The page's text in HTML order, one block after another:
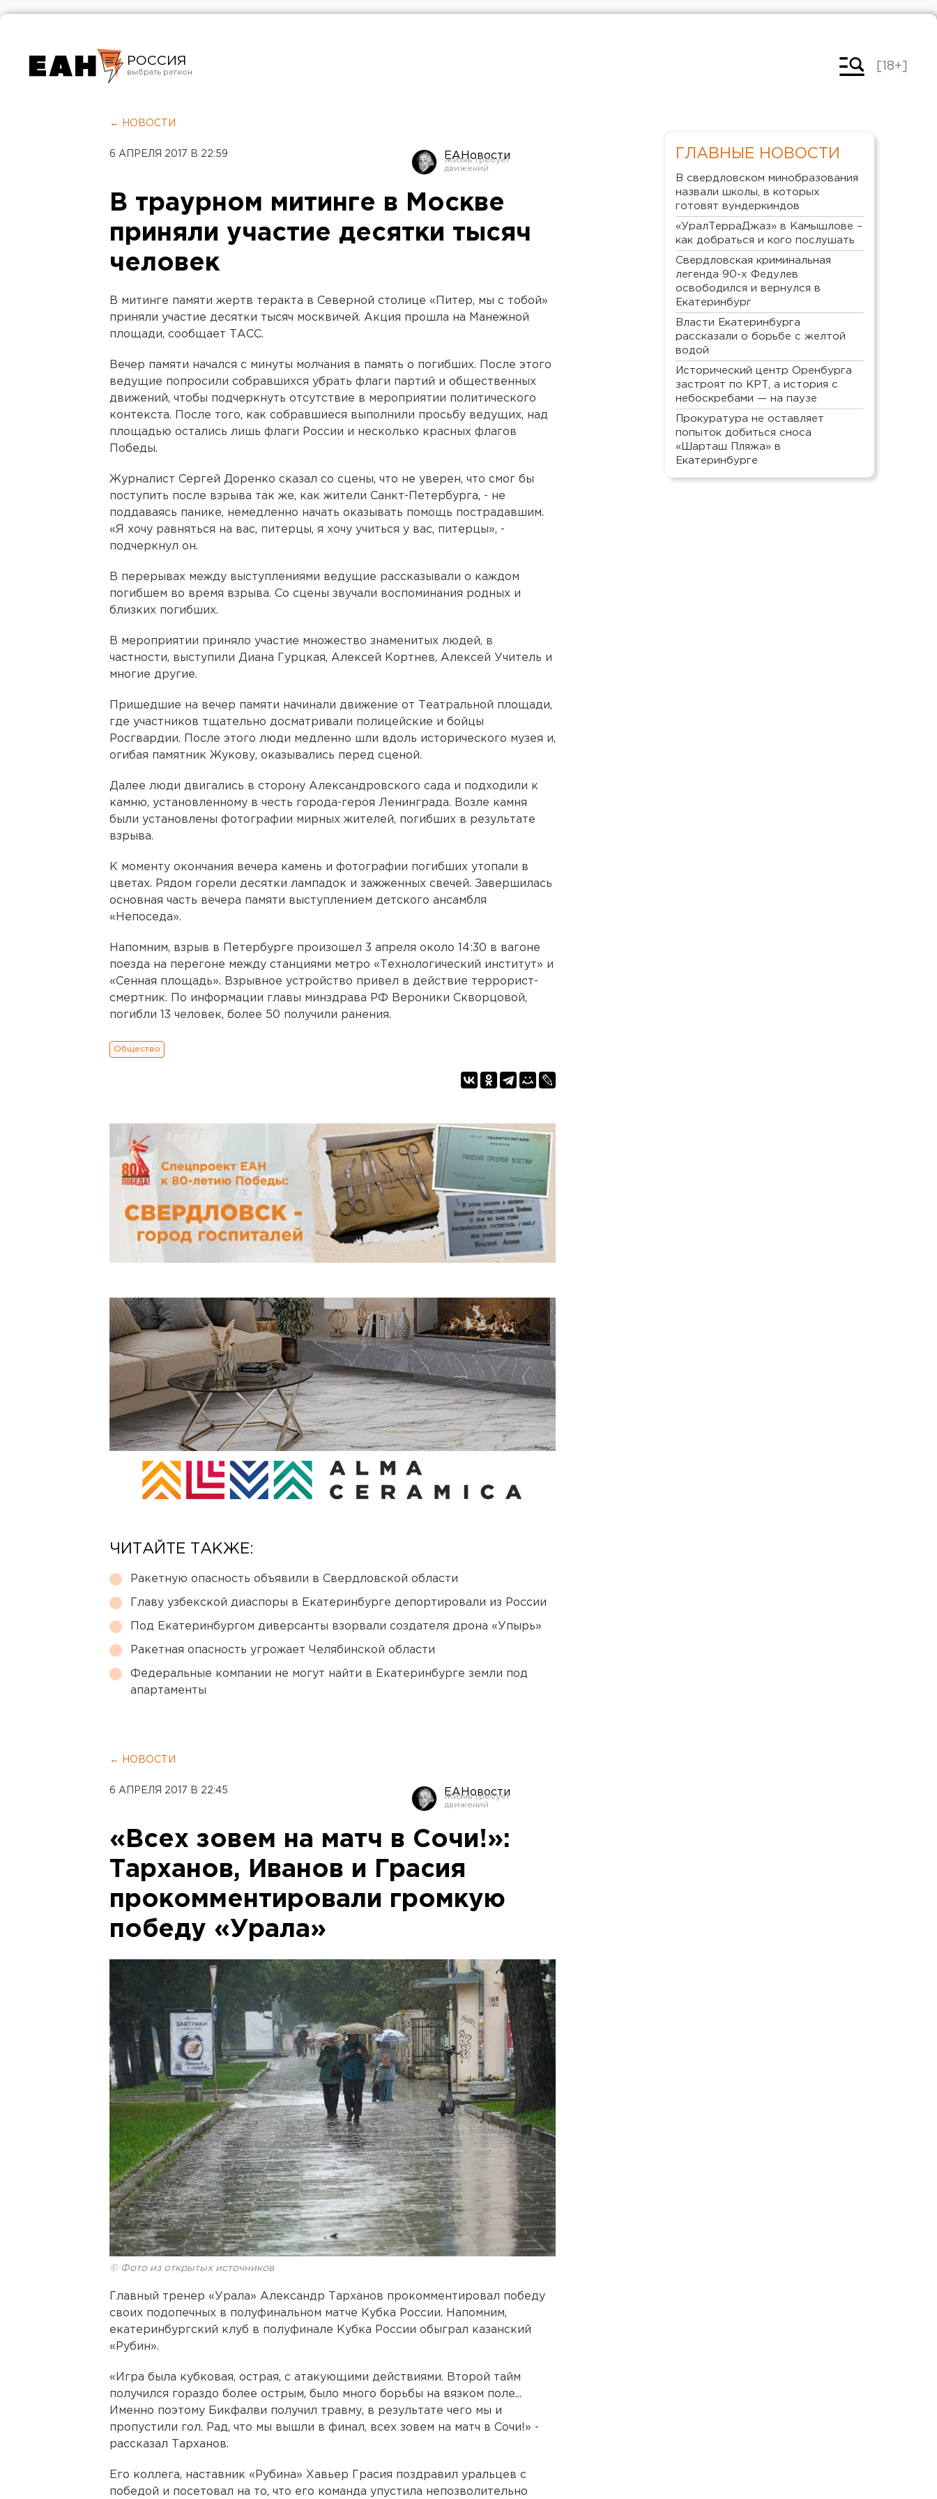
РОССИЯ
Челябинск
[18+]
← НОВОСТИ
6 АПРЕЛЯ 2017 В 22:59 ЕАНовости
В траурном митинге в Москве
приняли участие десятки тысяч
человек
В митинге памяти жертв теракта в Северной столице «Питер, мы с тобой»
приняли участие десятки тысяч москвичей. Акция прошла на Манежной
площади, сообщает ТАСС.
Вечер памяти начался с минуты молчания в память о погибших. После этого
ведущие попросили собравшихся убрать флаги партий и общественных
движений, чтобы подчеркнуть отсутствие в мероприятии политического
контекста. После того, как собравшиеся выполнили просьбу ведущих, над
площадью остались лишь флаги России и несколько красных флагов
Победы.
Журналист Сергей Доренко сказал со сцены, что не уверен, что смог бы
поступить после взрыва так же, как жители Санкт-Петербурга, - не
поддаваясь панике, немедленно начать оказывать помощь пострадавшим.
«Я хочу равняться на вас, питерцы, я хочу учиться у вас, питерцы», -
подчеркнул он.
В перерывах между выступлениями ведущие рассказывали о каждом
погибшем во время взрыва. Со сцены звучали воспоминания родных и
близких погибших.
В мероприятии приняло участие множество знаменитых людей, в
частности, выступили Диана Гурцкая, Алексей Кортнев, Алексей Учитель и
многие другие.
Пришедшие на вечер памяти начинали движение от Театральной площади,
где участников тщательно досматривали полицейские и бойцы
Росгвардии. После этого люди медленно шли вдоль исторического музея и,
огибая памятник Жукову, оказывались перед сценой.
Далее люди двигались в сторону Александровского сада и подходили к
камню, установленному в честь города-героя Ленинграда. Возле камня
были установлены фотографии мирных жителей, погибших в результате
взрыва.
К моменту окончания вечера камень и фотографии погибших утопали в
цветах. Рядом горели десятки лампадок и зажженных свечей. Завершилась
основная часть вечера памяти выступлением детского ансамбля
«Непоседа».
Напомним, взрыв в Петербурге произошел 3 апреля около 14:30 в вагоне
поезда на перегоне между станциями метро «Технологический институт» и
«Сенная площадь». Взрывное устройство привел в действие террорист-
смертник. По информации главы минздрава РФ Вероники Скворцовой,
погибли 13 человек, более 50 получили ранения.
Общество
ЧИТАЙТЕ ТАКЖЕ:
Ракетную опасность объявили в Свердловской области
Главу узбекской диаспоры в Екатеринбурге депортировали из России
Под Екатеринбургом диверсанты взорвали создателя дрона «Упырь»
Ракетная опасность угрожает Челябинской области
Федеральные компании не могут найти в Екатеринбурге земли под
апартаменты
← НОВОСТИ
6 АПРЕЛЯ 2017 В 22:45 ЕАНовости
«Всех зовем на матч в Сочи!»:
Тарханов, Иванов и Грасия
прокомментировали громкую
победу «Урала»
© Фото из открытых источников
Главный тренер «Урала» Александр Тарханов прокомментировал победу
своих подопечных в полуфинальном матче Кубка России. Напомним,
екатеринбургский клуб в полуфинале Кубка России обыграл казанский
«Рубин».
«Игра была кубковая, острая, с атакующими действиями. Второй тайм
получился гораздо более острым, было много борьбы на вязком поле...
Именно поэтому Бикфалви получил травму, в результате чего мы и
пропустили гол. Рад, что мы вышли в финал, всех зовем на матч в Сочи!» -
рассказал Тарханов.
Его коллега, наставник «Рубина» Хавьер Грасия поздравил уральцев с
победой и посетовал на то, что его команда упустила непозволительно
ГЛАВНЫЕ НОВОСТИ
В свердловском минобразования
назвали школы, в которых
готовят вундеркиндов
«УралТерраДжаз» в Камышлове –
как добраться и кого послушать
Свердловская криминальная
легенда 90-х Федулев
освободился и вернулся в
Екатеринбург
Власти Екатеринбурга
рассказали о борьбе с желтой
водой
Исторический центр Оренбурга
застроят по КРТ, а история с
небоскребами — на паузе
Прокуратура не оставляет
попыток добиться сноса
«Шарташ Пляжа» в
Екатеринбурге